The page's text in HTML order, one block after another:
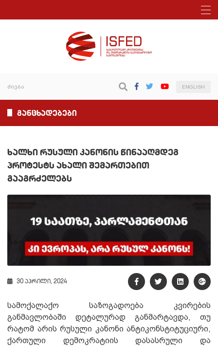
ENGLISH
განცხადებები
ხალხი რუსული კანონის წინააღმდეგ
პროტესტს ახალი შემართებით
გააგრძელებს
30 აპრილი, 2024
სამოქალაქო საზოგადოება კვირების
განმავლობაში დეტალურად განმარტავდა, თუ
რატომ არის რუსული კანონი ანტიკონსტიტუციური,
ქართული დემოკრატიის დასასრული და